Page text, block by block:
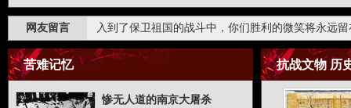
网友留言
有限的生命投入到了保卫祖国的战斗中，你们胜利的微笑将永远留在
有限的生命投入到了保卫祖国的战斗中，你们胜利的微笑将永远留在
苦难记忆
惨无人道的南京大屠杀
抗战文物 历